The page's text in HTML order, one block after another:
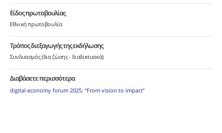
Είδος πρωτοβουλίας
Εθνική πρωτοβουλία
Τρόπος διεξαγωγής της εκδήλωσης
Συνδυασμός (δια ζώσης - διαδικτυακά)
Διαβάσετε περισσότερα
digital economy forum 2025: “From vision to impact”